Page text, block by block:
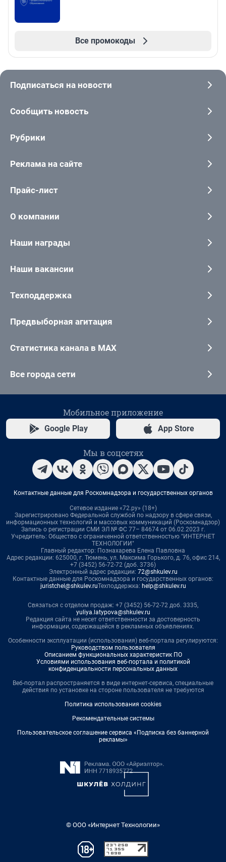
Все промокоды
Подписаться на новости
Сообщить новость
Рубрики
Реклама на сайте
Прайс-лист
О компании
Наши награды
Наши вакансии
Техподдержка
Предвыборная агитация
Статистика канала в MAX
Все города сети
Мобильное приложение
Google Play App Store
Мы в соцсетях
Контактные данные для Роскомнадзора и государственных органов
Сетевое издание «72.ру» (18+)
Зарегистрировано Федеральной службой по надзору в сфере связи,
информационных технологий и массовых коммуникаций (Роскомнадзор)
Запись о регистрации СМИ ЭЛ № ФС 77– 84674 от 06.02.2023 г.
Учредитель: Общество с ограниченной ответственностью "ИНТЕРНЕТ
ТЕХНОЛОГИИ"
Главный редактор: Познахарева Елена Павловна
Адрес редакции: 625000, г. Тюмень, ул. Максима Горького, д. 76, офис 214,
+7 (3452) 56-72-72 (доб. 3736)
Электронный адрес редакции: 72@shkulev.ru
Контактные данные для Роскомнадзора и государственных органов:
juristchel@shkulev.ruТехподдержка: help@shkulev.ru
Связаться с отделом продаж: +7 (3452) 56-72-72 доб. 3335,
yuliya.latypova@shkulev.ru
Редакция сайта не несет ответственности за достоверность
информации, содержащейся в рекламных объявлениях.
Особенности эксплуатации (использования) веб-портала регулируются:
Руководством пользователя
Описанием функциональных характеристик ПО
Условиями использования веб-портала и политикой
конфиденциальности персональных данных
Веб-портал распространяется в виде интернет-сервиса, специальные
действия по установке на стороне пользователя не требуются
Политика использования cookies
Рекомендательные системы
Пользовательское соглашение сервиса «Подписка без баннерной
рекламы»
© ООО «Интернет Технологии»